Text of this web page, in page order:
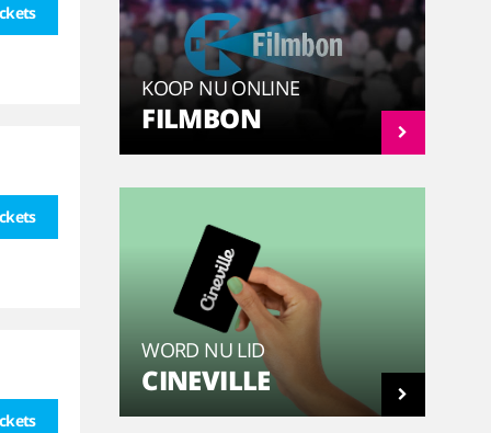
KOOP NU ONLINE
FILMBON
WORD NU LID
CINEVILLE